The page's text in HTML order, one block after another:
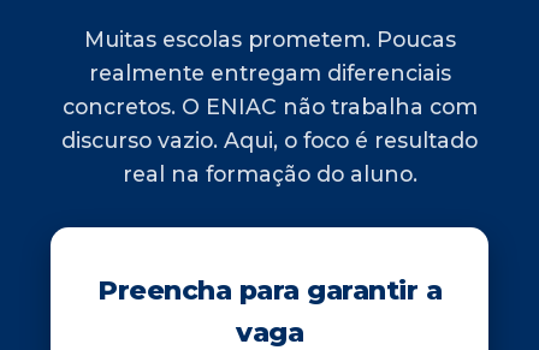
Muitas escolas prometem. Poucas
realmente entregam diferenciais
concretos. O ENIAC não trabalha com
discurso vazio. Aqui, o foco é resultado
real na formação do aluno.
Preencha para garantir a
vaga